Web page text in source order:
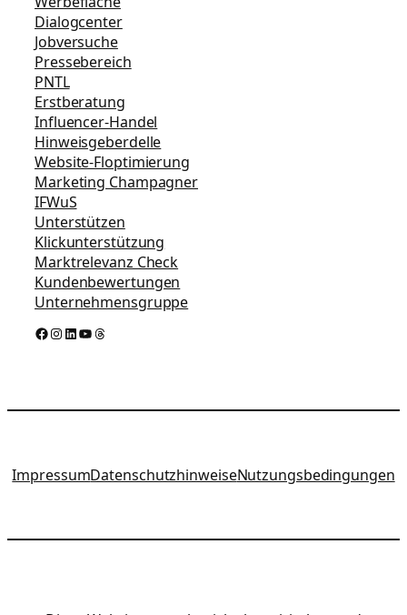
Dialogcenter
Jobversuche
Pressebereich
PNTL
Erstberatung
Influencer-Handel
Hinweisgeberdelle
Website-Floptimierung
Marketing Champagner
IFWuS
Unterstützen
Klickunterstützung
Marktrelevanz Check
Kundenbewertungen
Unternehmensgruppe
Facebook InstagramLinkedIn YouTube Threads
ImpressumDatenschutzhinweiseNutzungsbedingungen